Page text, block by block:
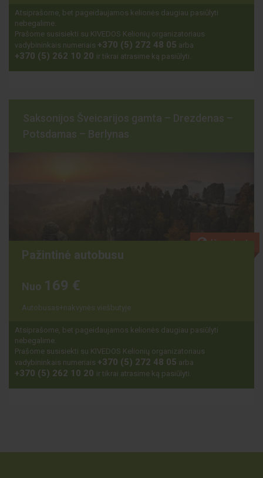
Atsiprašome, bet pageidaujamos kelionės daugiau pasiūlyti
nebegalime.
Prašome susisiekti su KIVEDOS Kelionių organizatoriaus
vadybininkais numeriais +370 (5) 272 48 05 arba
+370 (5) 262 10 20 ir tikrai atrasime ką pasiūlyti.
Išparduota
Pažintinė autobusu
Nuo 169 €
Autobusas+nakvynės viešbutyje
Atsiprašome, bet pageidaujamos kelionės daugiau pasiūlyti
nebegalime.
Prašome susisiekti su KIVEDOS Kelionių organizatoriaus
vadybininkais numeriais +370 (5) 272 48 05 arba
+370 (5) 262 10 20 ir tikrai atrasime ką pasiūlyti.
Saksonijos Šveicarijos gamta – Drezdenas –
Potsdamas – Berlynas